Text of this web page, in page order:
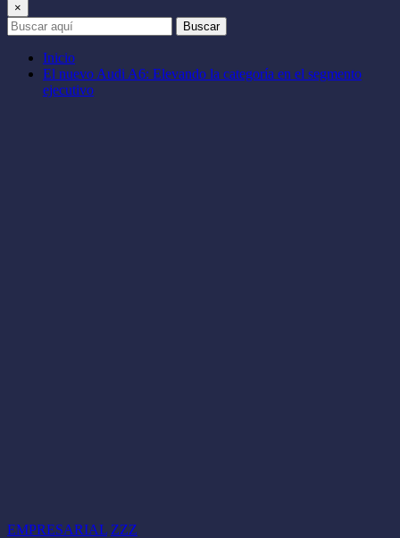
×
Buscar
Inicio
El nuevo Audi A6: Elevando la categoría en el segmento
ejecutivo
EMPRESARIAL ZZZ